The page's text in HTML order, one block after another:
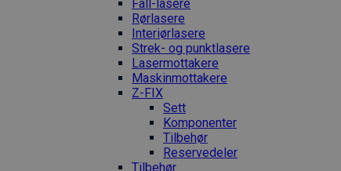
Fall-lasere
Rørlasere
Interiør­lasere
Strek- og punktlasere
Laser­mottakere
Maskin­mottakere
Z-FIX
Sett
Komponenter
Tilbehør
Reservedeler
Tilbehør